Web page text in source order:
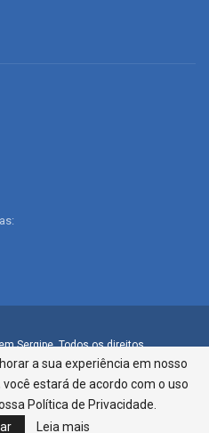
Sergipe. Todos os direitos
276, Bairro São José |
79.2106.8000 - CI Centro de
LTDA
a sua experiência em nosso
estará de acordo com o uso
Política de Privacidade.
Leia mais